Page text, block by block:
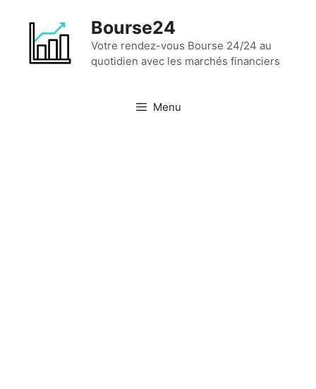
contenu
Bourse24
Votre rendez-vous Bourse 24/24 au
quotidien avec les marchés financiers
Menu